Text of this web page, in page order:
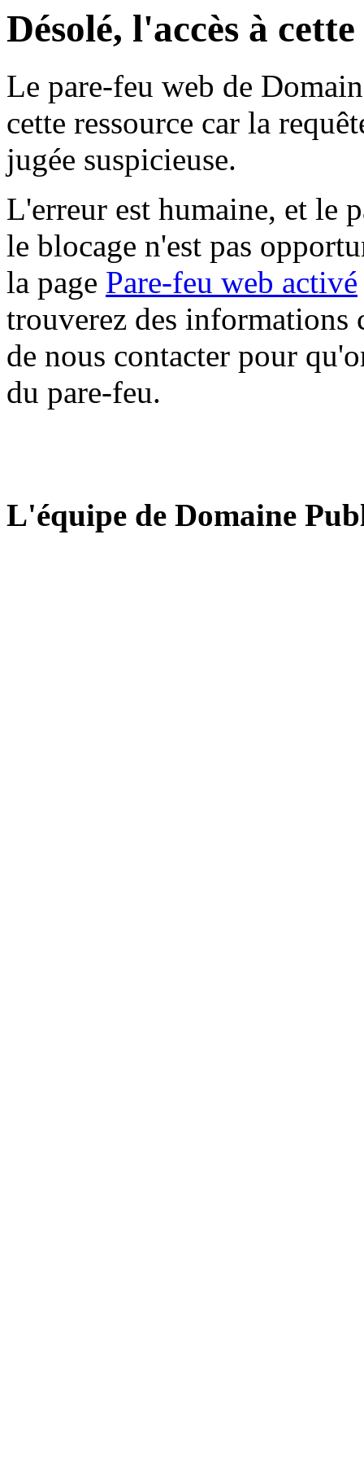
Désolé, l'accès à
Le pare-feu web de
cette ressource car la
jugée suspicieuse.
L'erreur est humaine, et le
le blocage n'est pas
la page Pare-feu web activé
trouverez des informations
de nous contacter pour
du pare-feu.
L'équipe de Domaine